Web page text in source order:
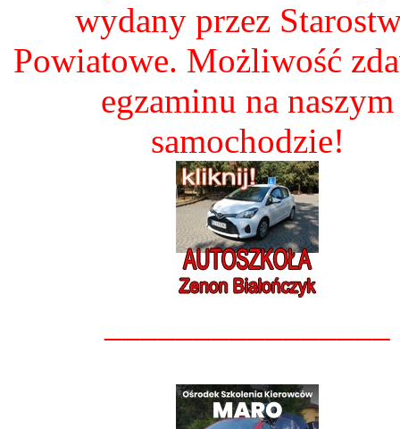
wydany przez
Powiatowe. Możliwość
egzaminu na naszym
samochodzie!